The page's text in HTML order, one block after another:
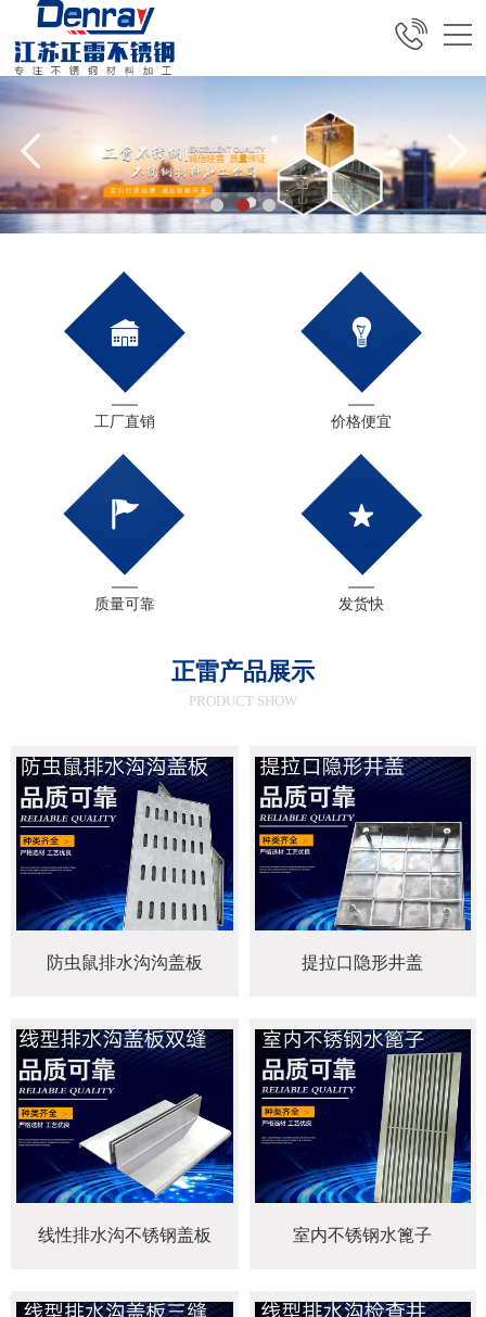
工厂直销 价格便宜
质量可靠 发货快
正雷产品展示
PRODUCT SHOW
防虫鼠排水沟沟盖板 提拉口隐形井盖
线性排水沟不锈钢盖板 室内不锈钢水篦子